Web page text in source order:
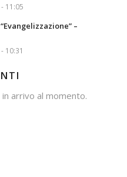
11:05
–
10:31
arrivo al momento.